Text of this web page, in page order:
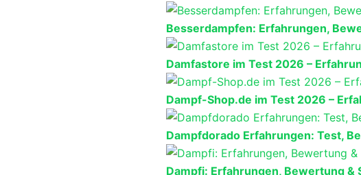
Besserdampfen: Erfahrungen,
Damfastore im Test 2026 –
Dampf-Shop.de im Test 2026 –
Dampfdorado Erfahrungen: Test,
Dampfi: Erfahrungen, Bewertung &